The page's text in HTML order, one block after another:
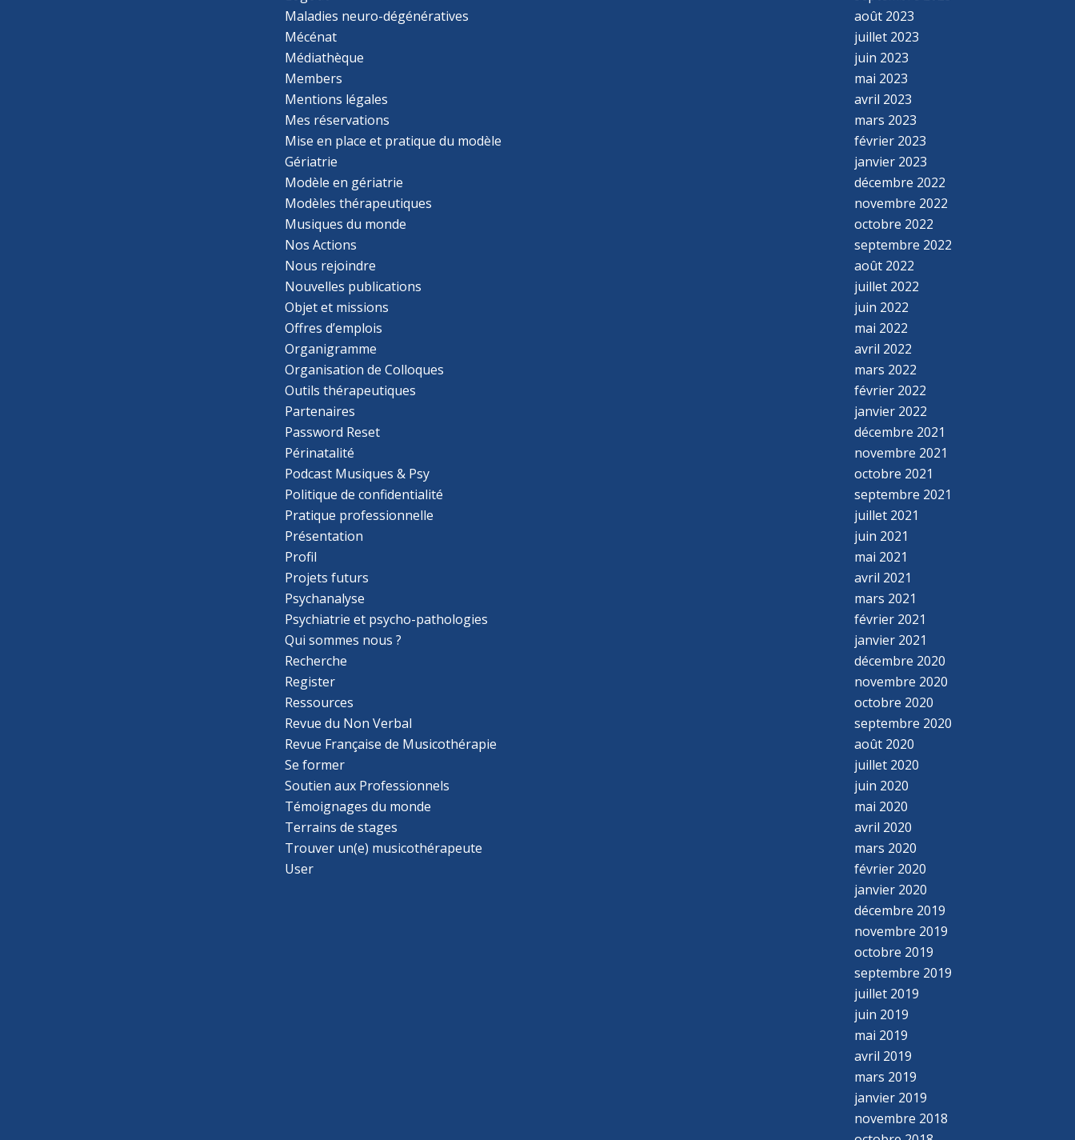
Maladies neuro-dégénératives
Mécénat
Médiathèque
Members
Mentions légales
Mes réservations
Mise en place et pratique du modèle
Gériatrie
Modèle en gériatrie
Modèles thérapeutiques
Musiques du monde
Nos Actions
Nous rejoindre
Nouvelles publications
Objet et missions
Offres d’emplois
Organigramme
Organisation de Colloques
Outils thérapeutiques
Partenaires
Password Reset
Périnatalité
Podcast Musiques & Psy
Politique de confidentialité
Pratique professionnelle
Présentation
Profil
Projets futurs
Psychanalyse
Psychiatrie et psycho-pathologies
Qui sommes nous ?
Recherche
Register
Ressources
Revue du Non Verbal
Revue Française de Musicothérapie
Se former
Soutien aux Professionnels
Témoignages du monde
Terrains de stages
Trouver un(e) musicothérapeute
User
août 2023
juillet 2023
juin 2023
mai 2023
avril 2023
mars 2023
février 2023
janvier 2023
décembre 2022
novembre 2022
octobre 2022
septembre 2022
août 2022
juillet 2022
juin 2022
mai 2022
avril 2022
mars 2022
février 2022
janvier 2022
décembre 2021
novembre 2021
octobre 2021
septembre 2021
juillet 2021
juin 2021
mai 2021
avril 2021
mars 2021
février 2021
janvier 2021
décembre 2020
novembre 2020
octobre 2020
septembre 2020
août 2020
juillet 2020
juin 2020
mai 2020
avril 2020
mars 2020
février 2020
janvier 2020
décembre 2019
novembre 2019
octobre 2019
septembre 2019
juillet 2019
juin 2019
mai 2019
avril 2019
mars 2019
janvier 2019
novembre 2018